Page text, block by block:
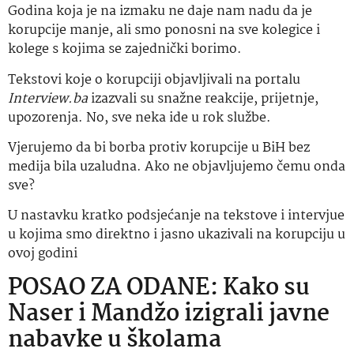
Godina koja je na izmaku ne daje nam nadu da je
korupcije manje, ali smo ponosni na sve kolegice i
kolege s kojima se zajednički borimo.
Tekstovi koje o korupciji objavljivali na portalu
Interview.baizazvali su snažne reakcije, prijetnje,
upozorenja. No, sve neka ide u rok službe.
Vjerujemo da bi borba protiv korupcije u BiH bez
medija bila uzaludna. Ako ne objavljujemo čemu onda
sve?
U nastavku kratko podsjećanje na tekstove i intervjue
u kojima smo direktno i jasno ukazivali na korupciju u
ovoj godini
POSAO ZA ODANE: Kako su
Naser i Mandžo izigrali javne
nabavke u školama